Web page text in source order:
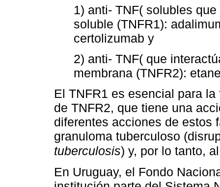
1) anti- TNF( solubles
soluble (TNFR1):
certolizumab y
2) anti- TNF( que
membrana (TNFR2):
El TNFR1 es esencial para
de TNFR2, que tiene una
diferentes acciones de estos
granuloma tuberculoso
tuberculosis) y, por lo tanto,
En Uruguay, el Fondo